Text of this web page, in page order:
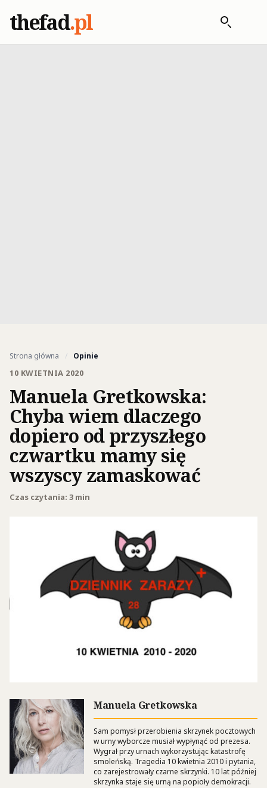
thefad.pl
Strona główna / Opinie
10 KWIETNIA 2020
Manuela Gretkowska:
Chyba wiem dlaczego
dopiero od przyszłego
czwartku mamy się
wszyscy zamaskować
Czas czytania: 3 min
Manuela Gretkowska
Sam pomysł przerobienia skrzynek pocztowych
w urny wyborcze musiał wypłynąć od prezesa.
Wygrał przy urnach wykorzystując katastrofę
smoleńską. Tragedia 10 kwietnia 2010 i pytania,
co zarejestrowały czarne skrzynki. 10 lat później
skrzynka staje się urną na popioły demokracji.